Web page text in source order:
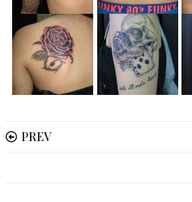
PREV